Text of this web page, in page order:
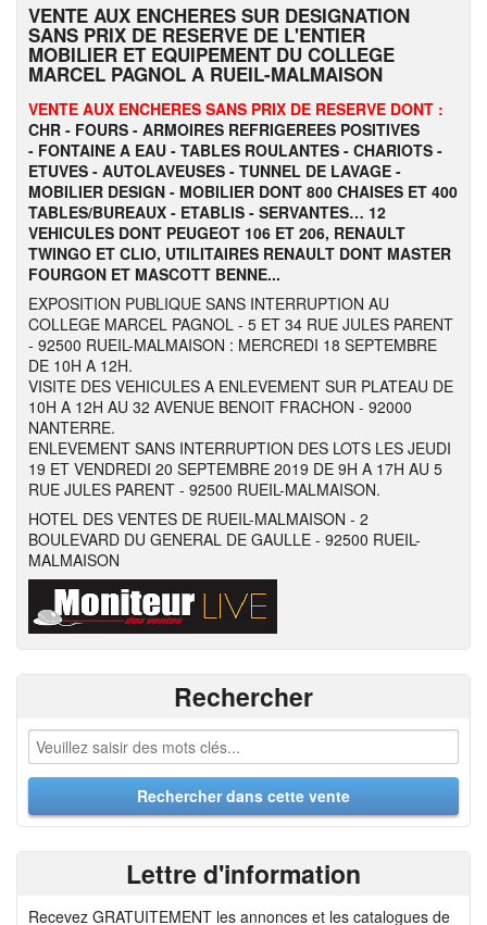
VENTE AUX ENCHERES SUR DESIGNATION
SANS PRIX DE RESERVE DE L'ENTIER
MOBILIER ET EQUIPEMENT DU COLLEGE
MARCEL PAGNOL A RUEIL-MALMAISON
VENTE AUX ENCHERES SANS PRIX DE RESERVE DONT :
CHR - FOURS - ARMOIRES REFRIGEREES POSITIVES
- FONTAINE A EAU - TABLES ROULANTES - CHARIOTS -
ETUVES - AUTOLAVEUSES - TUNNEL DE LAVAGE -
MOBILIER DESIGN - MOBILIER DONT 800 CHAISES ET 400
TABLES/BUREAUX - ETABLIS - SERVANTES… 12
VEHICULES DONT PEUGEOT 106 ET 206, RENAULT
TWINGO ET CLIO, UTILITAIRES RENAULT DONT MASTER
FOURGON ET MASCOTT BENNE...
EXPOSITION PUBLIQUE SANS INTERRUPTION AU
COLLEGE MARCEL PAGNOL - 5 ET 34 RUE JULES PARENT
- 92500 RUEIL-MALMAISON : MERCREDI 18 SEPTEMBRE
DE 10H A 12H.
VISITE DES VEHICULES A ENLEVEMENT SUR PLATEAU DE
10H A 12H AU 32 AVENUE BENOIT FRACHON - 92000
NANTERRE.
ENLEVEMENT SANS INTERRUPTION DES LOTS LES JEUDI
19 ET VENDREDI 20 SEPTEMBRE 2019 DE 9H A 17H AU 5
RUE JULES PARENT - 92500 RUEIL-MALMAISON.
HOTEL DES VENTES DE RUEIL-MALMAISON - 2
BOULEVARD DU GENERAL DE GAULLE - 92500 RUEIL-
MALMAISON
Rechercher
Lettre d'information
Recevez GRATUITEMENT les annonces et les catalogues de